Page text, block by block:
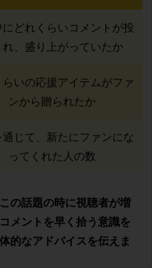
どれくらいコメントが投
、盛り上がっていたか
らいの応援アイテムがファ
ンから贈られたか
じて、新たにファンにな
ってくれた人の数
この話題の時に視聴者が増
メントを早く拾う意識を
的なアドバイスを伝えま